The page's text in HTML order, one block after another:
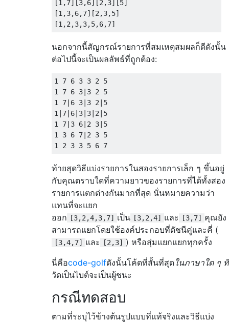
[1,7][3,6][2,3][5]
[1,3,6,7][2,3,5]
นอกจากนี้สัญกรณ์รายการที่สมเหตุสมผลก็ดีดังนั้น
ต่อไปนี้จะเป็นผลลัพธ์ที่ถูกต้อง:
1 7 6 3 3 2 5
1 7 6 3|3 2 5
1 7|6 3|3 2|5
1|7|6|3|3|2|5
1 7|3 6|2 3|5
1 3 6 7|2 3 5
ท้ายสุดวิธีแบ่งรายการในสองรายการเล็ก ๆ ขึ้นอยู่
กับคุณตราบใดที่ความยาวของรายการที่ได้ทั้งสอง
รายการแตกต่างกันมากที่สุด นั่นหมายความว่า
แทนที่จะแยก
ออก
[3,2,4,3,7] เป็น [3,2,4] และ [3,7]
คุณยัง
สามารถแยกโดยใช้องค์ประกอบที่ดัชนีคู่และคี่ (
[3,4,7] และ [2,3]
) หรือสุ่มแยกแยกทุกครั้ง
นี่คือcode-golfดังนั้นโค้ดที่สั้นที่สุดในภาษาใด ๆ ที่
วัดเป็นไบต์จะเป็นผู้ชนะ
กรณีทดสอบ
ตามที่ระบุไว้ข้างต้นรูปแบบที่แท้จริงและวิธีแบ่ง